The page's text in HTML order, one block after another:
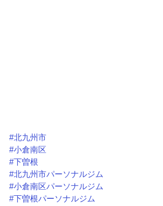
#北九州市
#小倉南区
#下曽根
#北九州市パーソナルジム
#小倉南区パーソナルジム
#下曽根パーソナルジム